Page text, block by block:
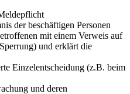
der beschäftigen Personen
mit einem Verweis auf
und erklärt die
Einzelentscheidung (z.B. beim
und deren